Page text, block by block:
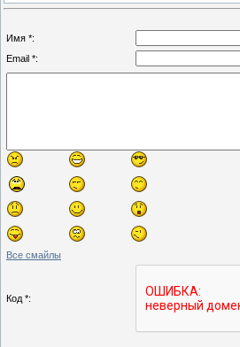
Имя *:
Email *:
Все смайлы
Код *: